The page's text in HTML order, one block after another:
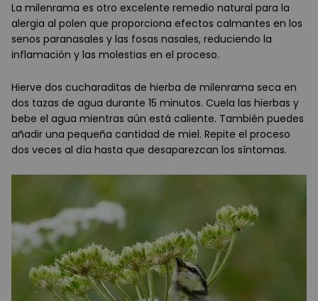
La milenrama es otro excelente remedio natural para la
alergia al polen que proporciona efectos calmantes en los
senos paranasales y las fosas nasales, reduciendo la
inflamación y las molestias en el proceso.
Hierve dos cucharaditas de hierba de milenrama seca en
dos tazas de agua durante 15 minutos. Cuela las hierbas y
bebe el agua mientras aún está caliente. También puedes
añadir una pequeña cantidad de miel. Repite el proceso
dos veces al día hasta que desaparezcan los síntomas.